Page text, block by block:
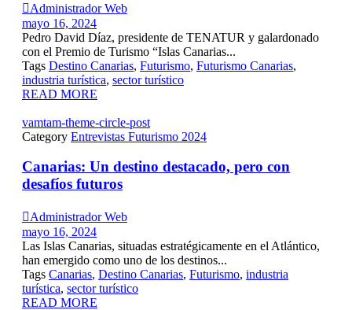
Administrador Web
mayo 16, 2024
Pedro David Díaz, presidente de TENATUR y galardonado
con el Premio de Turismo “Islas Canarias...
Tags Destino Canarias, Futurismo, Futurismo Canarias,
industria turística, sector turístico
READ MORE
vamtam-theme-circle-post
Category Entrevistas Futurismo 2024
Canarias: Un destino destacado, pero con
desafíos futuros
Administrador Web
mayo 16, 2024
Las Islas Canarias, situadas estratégicamente en el Atlántico,
han emergido como uno de los destinos...
Tags Canarias, Destino Canarias, Futurismo, industria
turística, sector turístico
READ MORE